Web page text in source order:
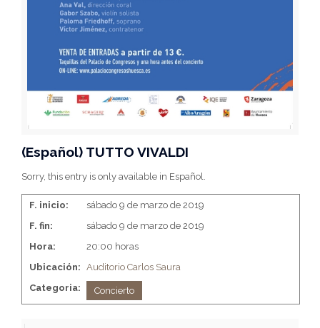
(Español) TUTTO VIVALDI
Sorry, this entry is only available in Español.
F. inicio:
sábado 9 de marzo de 2019
F. fin:
sábado 9 de marzo de 2019
Hora:
20:00 horas
Ubicación: Auditorio Carlos Saura
Categoria:
Concierto